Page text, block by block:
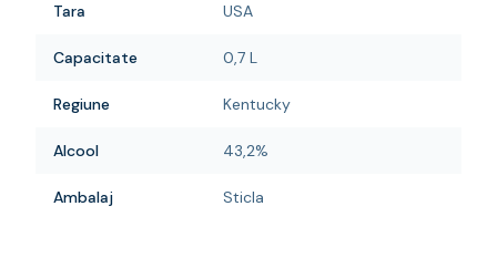
Tara USA
Capacitate 0,7 L
Regiune Kentucky
Alcool 43,2%
Ambalaj Sticla